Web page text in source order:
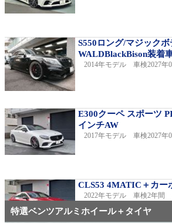
S550ロング/マジック
WALDBlackBison装着
2014年モデル 車検2027年
E300クーペ スポーツ
インチAW
2017年モデル 車検2027年
CLS53 4MATIC＋カー
2022年モデル 車検2年間
特選ベンツアルミホイール＋タイヤ